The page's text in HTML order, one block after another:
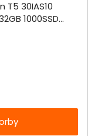
T5 30IAS10
1000SSD